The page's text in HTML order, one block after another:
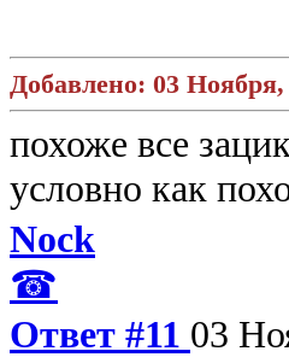
Добавлено: 03 Ноября,
похоже все
условно как
Nock
☎
Ответ #11 03